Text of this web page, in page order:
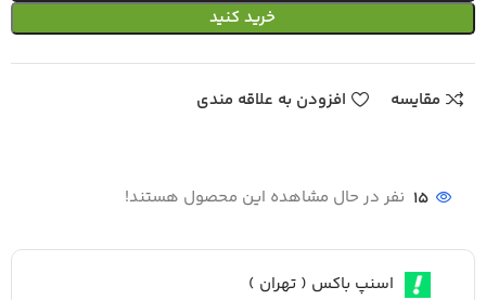
خرید کنید
مقایسه افزودن به علاقه مندی
15 نفر در حال مشاهده این محصول هستند!
اسنپ باکس ( تهران )